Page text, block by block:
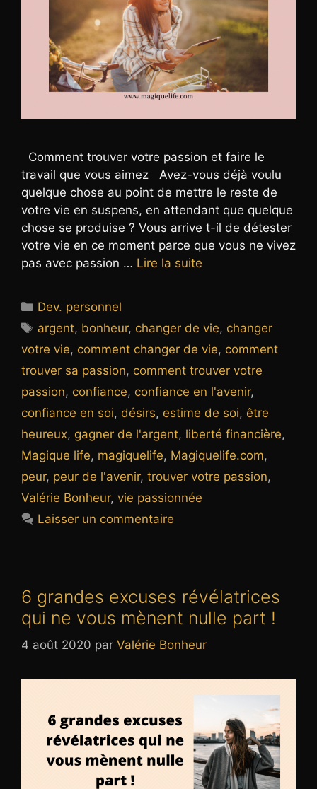
Comment trouver votre passion et faire le
travail que vous aimez Avez-vous déjà voulu
quelque chose au point de mettre le reste de
votre vie en suspens, en attendant que quelque
chose se produise ? Vous arrive t-il de détester
votre vie en ce moment parce que vous ne vivez
pas avec passion … Lire la suite
Catégories
Dev. personnel
Étiquettes
argent, bonheur, changer de vie, changer
votre vie, comment changer de vie, comment
trouver sa passion, comment trouver votre
passion, confiance, confiance en l'avenir,
confiance en soi, désirs, estime de soi, être
heureux, gagner de l'argent, liberté financière,
Magique life, magiquelife, Magiquelife.com,
peur, peur de l'avenir, trouver votre passion,
Valérie Bonheur, vie passionnée
Laisser un commentaire
6 grandes excuses révélatrices
qui ne vous mènent nulle part !
4 août 2020 par Valérie Bonheur